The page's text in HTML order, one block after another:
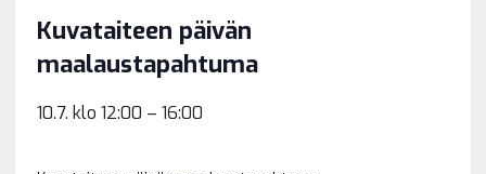
Kuvataiteen päivän
maalaustapahtuma
10.7. klo 12:00 – 16:00